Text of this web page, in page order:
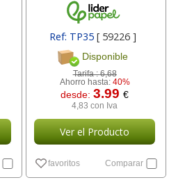
Ref: TP35 [ 59226 ]
Disponible
Tarifa :6,68
Ahorro hasta: 40%
desde:3.99€
4,83 con Iva
Ver el Producto
favoritos Comparar